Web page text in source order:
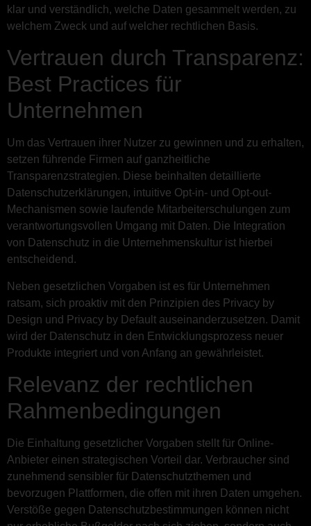
klar und verständlich, welche Daten gesammelt werden, zu
welchem Zweck und auf welcher rechtlichen Basis.
Vertrauen durch Transparenz:
Best Practices für
Unternehmen
Um das Vertrauen ihrer Nutzer zu gewinnen und zu erhalten,
setzen führende Firmen auf ganzheitliche
Transparenzstrategien. Diese beinhalten detaillierte
Datenschutzerklärungen, intuitive Opt-in- und Opt-out-
Mechanismen sowie laufende Mitarbeiterschulungen zum
verantwortungsvollen Umgang mit Daten. Die Integration
von Datenschutz in die Unternehmenskultur ist hierbei
entscheidend.
Neben gesetzlichen Vorgaben ist es für Unternehmen
ratsam, sich proaktiv mit den Prinzipien des Privacy by
Design und Privacy by Default auseinanderzusetzen. Damit
wird der Datenschutz in den Entwicklungsprozess neuer
Produkte integriert und von Anfang an gewährleistet.
Relevanz der rechtlichen
Rahmenbedingungen
Die Einhaltung gesetzlicher Vorgaben stellt für Online-
Anbieter einen strategischen Vorteil dar. Verbraucher sind
zunehmend sensibler für Datenschutzthemen und
bevorzugen Plattformen, die offen mit ihren Daten umgehen.
Verstöße gegen Datenschutzbestimmungen können nicht